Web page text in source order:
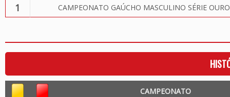
1 CAMPEONATO GAÚCHO MASCULINO SÉRIE
CAMPEONATO